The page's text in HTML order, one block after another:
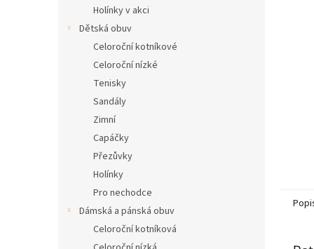
Holínky v akci
Dětská obuv
Celoroční kotníkové
Celoroční nízké
Tenisky
Sandály
Zimní
Capáčky
Přezůvky
Holínky
Pro nechodce
Dámská a pánská obuv
Celoroční kotníková